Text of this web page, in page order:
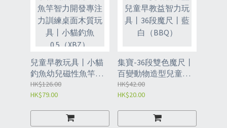
兒童早教玩具丨小貓
釣魚幼兒磁性魚竿智
力開發專注力訓練桌
面木質玩具丨小貓釣
HK$126.00
HK$79.00
集寶-36段雙色魔尺丨
百變動物造型兒童早
教益智力玩具丨36段
魔尺丨藍白（BBQ）
HK$42.00
HK$20.00